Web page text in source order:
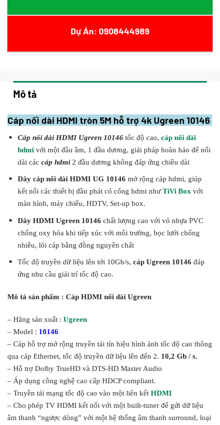
Dự Án: 0908444989
Mô tả
Cáp nối dài HDMI tròn 5M hỗ trợ 4k Ugreen 10146
Cáp nối dài HDMI Ugreen 10146tốc độ cao, cáp nối dài
hdmivới một đầu âm, 1 đầu dương, giải pháp hoàn hảo để nối
dài các cáp hdmi2 đầu dương không đáp ứng chiều dài
Dây cáp nối dài HDMI UG 10146 mở rộng cáp hdmi, giúp
kết nối các thiết bị đầu phát có cổng hdmi nhưTiVi Box với
màn hình, máy chiếu, HDTV, Set-up box.
Dây HDMI Ugreen 10146 chất lượng cao với vỏ nhựa PVC
chống oxy hóa khi tiếp xúc với môi trường, bọc lưới chống
nhiễu, lõi cáp bằng đồng nguyên chất
Tốc độ truyền dữ liệu lên tới 10Gb/s, cáp Ugreen 10146 đáp
ứng nhu cầu giải trí tốc độ cao.
Mô tả sản phẩm : Cáp HDMI nối dài Ugreen
– Hãng sản xuất : Ugreen
– Model : 10146
– Cáp hỗ trợ mở rộng truyền tải tín hiệu hình ảnh tốc độ cao thông
qua cáp Ethernet, tốc độ truyền dữ liệu lên đến 2. 10,2 Gb / s.
– Hỗ trợ Dolby TrueHD và DTS-HD Master Audio
– Áp dụng công nghệ cao cấp HDCP compliant.
– Truyền tải mạng tốc độ cao vào một liên kết HDMI
– Cho phép TV HDMI kết nối với một built-tuner để gửi dữ liệu
âm thanh “ngược dòng” với một hệ thống âm thanh surround, loại